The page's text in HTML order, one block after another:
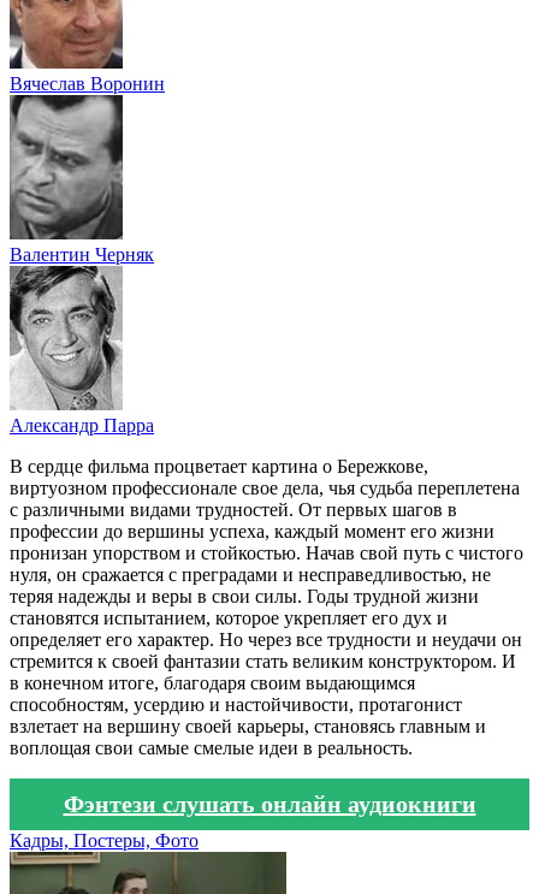
Вячеслав Воронин
Валентин Черняк
Александр Парра
В сердце фильма процветает картина о Бережкове,
виртуозном профессионале свое дела, чья судьба переплетена
с различными видами трудностей. От первых шагов в
профессии до вершины успеха, каждый момент его жизни
пронизан упорством и стойкостью. Начав свой путь с чистого
нуля, он сражается с преградами и несправедливостью, не
теряя надежды и веры в свои силы. Годы трудной жизни
становятся испытанием, которое укрепляет его дух и
определяет его характер. Но через все трудности и неудачи он
стремится к своей фантазии стать великим конструктором. И
в конечном итоге, благодаря своим выдающимся
способностям, усердию и настойчивости, протагонист
взлетает на вершину своей карьеры, становясь главным и
воплощая свои самые смелые идеи в реальность.
Фэнтези слушать онлайн аудиокниги
Кадры, Постеры, Фото